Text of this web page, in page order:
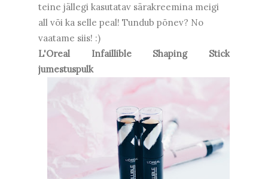
teine jällegi kasutatav särakreemina meigi
all või ka selle peal! Tundub põnev? No
vaatame siis! :)
L'Oreal Infaillible Shaping Stick
jumestuspulk